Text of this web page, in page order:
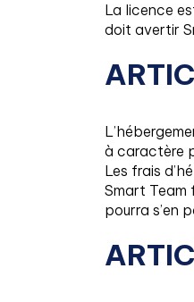
La licence
doit avertir
à caractère
Les frais
Smart Team
pourra s’en